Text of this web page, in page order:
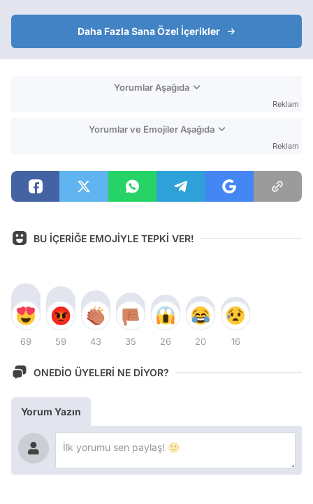
Daha Fazla Sana Özel İçerikler
Yorumlar Aşağıda
Reklam
Yorumlar ve Emojiler Aşağıda
Reklam
BU İÇERİĞE EMOJİYLE TEPKİ VER!
69 59 43 35 26 20 16
ONEDİO ÜYELERİ NE DİYOR?
Yorum Yazın